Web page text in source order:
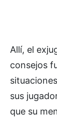
Allí, el
consejos
sus
que su